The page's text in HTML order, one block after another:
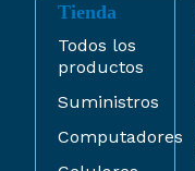
Tienda
Todos los
productos
Suministros
Computadores